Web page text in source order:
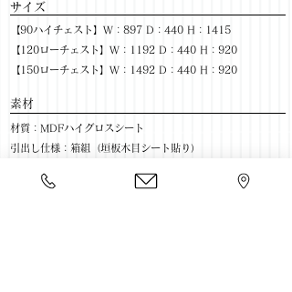
サイズ
【90ハイチェスト】W：897 D：440 H：1415
【120ローチェスト】W：1192 D：440 H：920
【150ローチェスト】W：1492 D：440 H：920
​素材
材質：MDFハイグロスシート
引出し仕様：箱組（垣板木目シート貼り）
色：WH/BK